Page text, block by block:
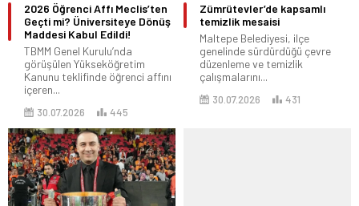
2026 Öğrenci Affı Meclis’ten
Geçti mi? Üniversiteye Dönüş
Maddesi Kabul Edildi!
TBMM Genel Kurulu’nda
görüşülen Yükseköğretim
Kanunu teklifinde öğrenci affını
içeren...
30.07.2026 445
Zümrütevler’de kapsamlı
temizlik mesaisi
Maltepe Belediyesi, ilçe
genelinde sürdürdüğü çevre
düzenleme ve temizlik
çalışmalarını...
30.07.2026 431